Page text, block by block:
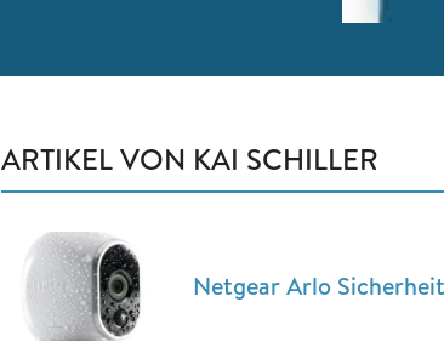
ARTIKEL VON KAI SCHILLER
Netgear Arlo